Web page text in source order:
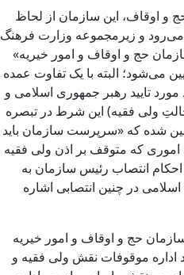
حج و اوقاف، این سازمان از لحاظ
و زیرمجموعه وزارت فرهنگ
حج و اوقاف و امور خیریه»
می‌شود؛ البته با یک تفاوت عمده
تایید رهبر جمهوری اسلامی و
ولی فقیه) این شرط در تبصره
شده که «سرپرست سازمان باید
که متوقف بر اذن ولی فقیه
انتصاب رئیس سازمان به
در چنین انتصابی اشاره
حج و اوقاف و امور خیریه
موقوفات نقش ولی فقیه و